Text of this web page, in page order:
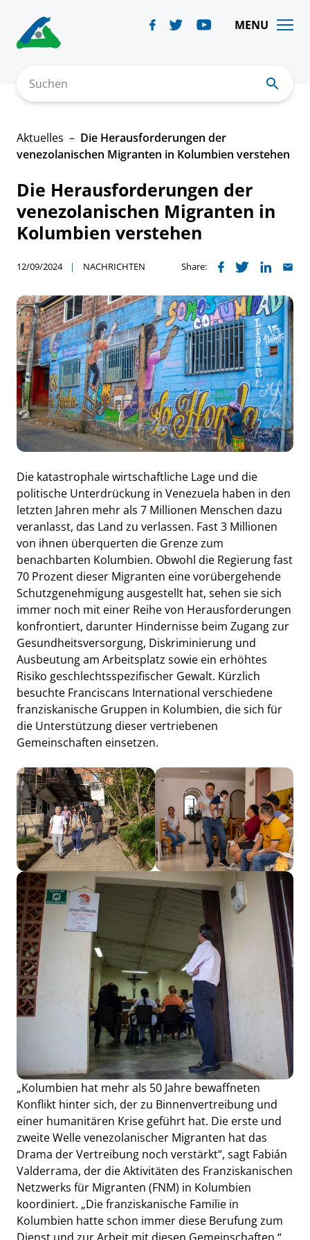
content
MENU
Suchen
Aktuelles
Die Herausforderungen der
venezolanischen Migranten in Kolumbien verstehen
Die Herausforderungen der
venezolanischen Migranten in
Kolumbien verstehen
12/09/2024 NACHRICHTEN Share:
Die katastrophale wirtschaftliche Lage und die
politische Unterdrückung in Venezuela haben in den
letzten Jahren mehr als 7 Millionen Menschen dazu
veranlasst, das Land zu verlassen. Fast 3 Millionen
von ihnen überquerten die Grenze zum
benachbarten Kolumbien. Obwohl die Regierung fast
70 Prozent dieser Migranten eine vorübergehende
Schutzgenehmigung ausgestellt hat, sehen sie sich
immer noch mit einer Reihe von Herausforderungen
konfrontiert, darunter Hindernisse beim Zugang zur
Gesundheitsversorgung, Diskriminierung und
Ausbeutung am Arbeitsplatz sowie ein erhöhtes
Risiko geschlechtsspezifischer Gewalt. Kürzlich
besuchte Franciscans International verschiedene
franziskanische Gruppen in Kolumbien, die sich für
die Unterstützung dieser vertriebenen
Gemeinschaften einsetzen.
„Kolumbien hat mehr als 50 Jahre bewaffneten
Konflikt hinter sich, der zu Binnenvertreibung und
einer humanitären Krise geführt hat. Die erste und
zweite Welle venezolanischer Migranten hat das
Drama der Vertreibung noch verstärkt“, sagt Fabián
Valderrama, der die Aktivitäten des Franziskanischen
Netzwerks für Migranten (FNM) in Kolumbien
koordiniert. „Die franziskanische Familie in
Kolumbien hatte schon immer diese Berufung zum